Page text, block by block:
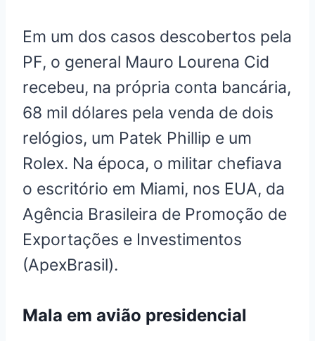
Em um dos casos descobertos pela
PF, o general Mauro Lourena Cid
recebeu, na própria conta bancária,
68 mil dólares pela venda de dois
relógios, um Patek Phillip e um
Rolex. Na época, o militar chefiava
o escritório em Miami, nos EUA, da
Agência Brasileira de Promoção de
Exportações e Investimentos
(ApexBrasil).
Mala em avião presidencial